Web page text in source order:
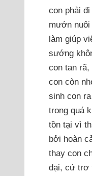
con phải
mướn
làm giúp
sướng
con tan
con còn
sinh con
trong quá
tồn tại vì
bởi hoàn
thay con
dại, cứ trơ